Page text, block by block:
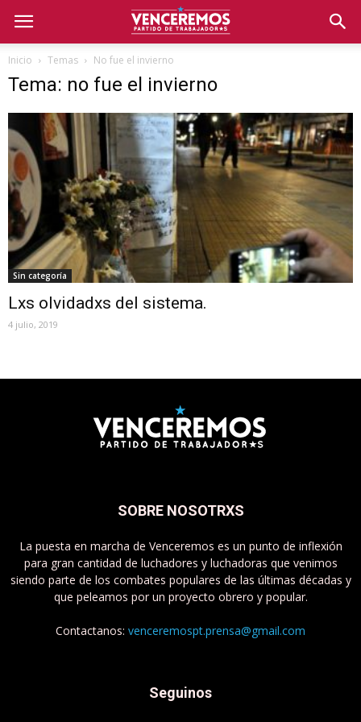
Inicio Temas No fue el invierno
Tema: no fue el invierno
Sin categoría
Lxs olvidadxs del sistema.
4 julio, 2019
SOBRE NOSOTRXS
La puesta en marcha de Venceremos es un punto de inflexión
para gran cantidad de luchadores y luchadoras que venimos
siendo parte de los combates populares de las últimas décadas y
que peleamos por un proyecto obrero y popular.
Contactanos: venceremospt.prensa@gmail.com
Seguinos